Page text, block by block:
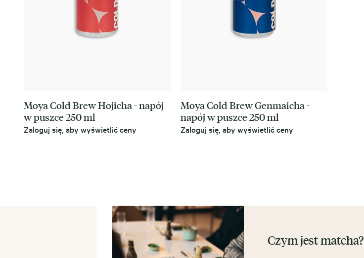
Moya Cold Brew Hojicha - napój
w puszce 250 ml
Zaloguj się, aby wyświetlić ceny
Moya Cold Brew Genmaicha -
napój w puszce 250 ml
Zaloguj się, aby wyświetlić ceny
Czym jest matcha?